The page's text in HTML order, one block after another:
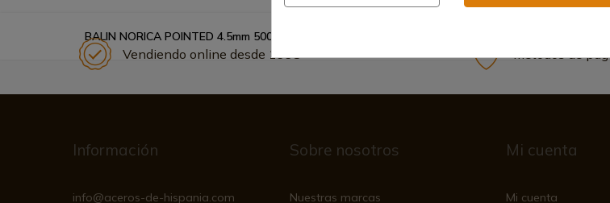
BALIN NORICA POINTED 4.5mm 500 UNIDADES
Vendiendo online desde 1998 Métodos de
Información
info@aceros-de-hispania.com
Sobre nosotros
Nuestras marcas
Mi cuenta
Mi cuenta